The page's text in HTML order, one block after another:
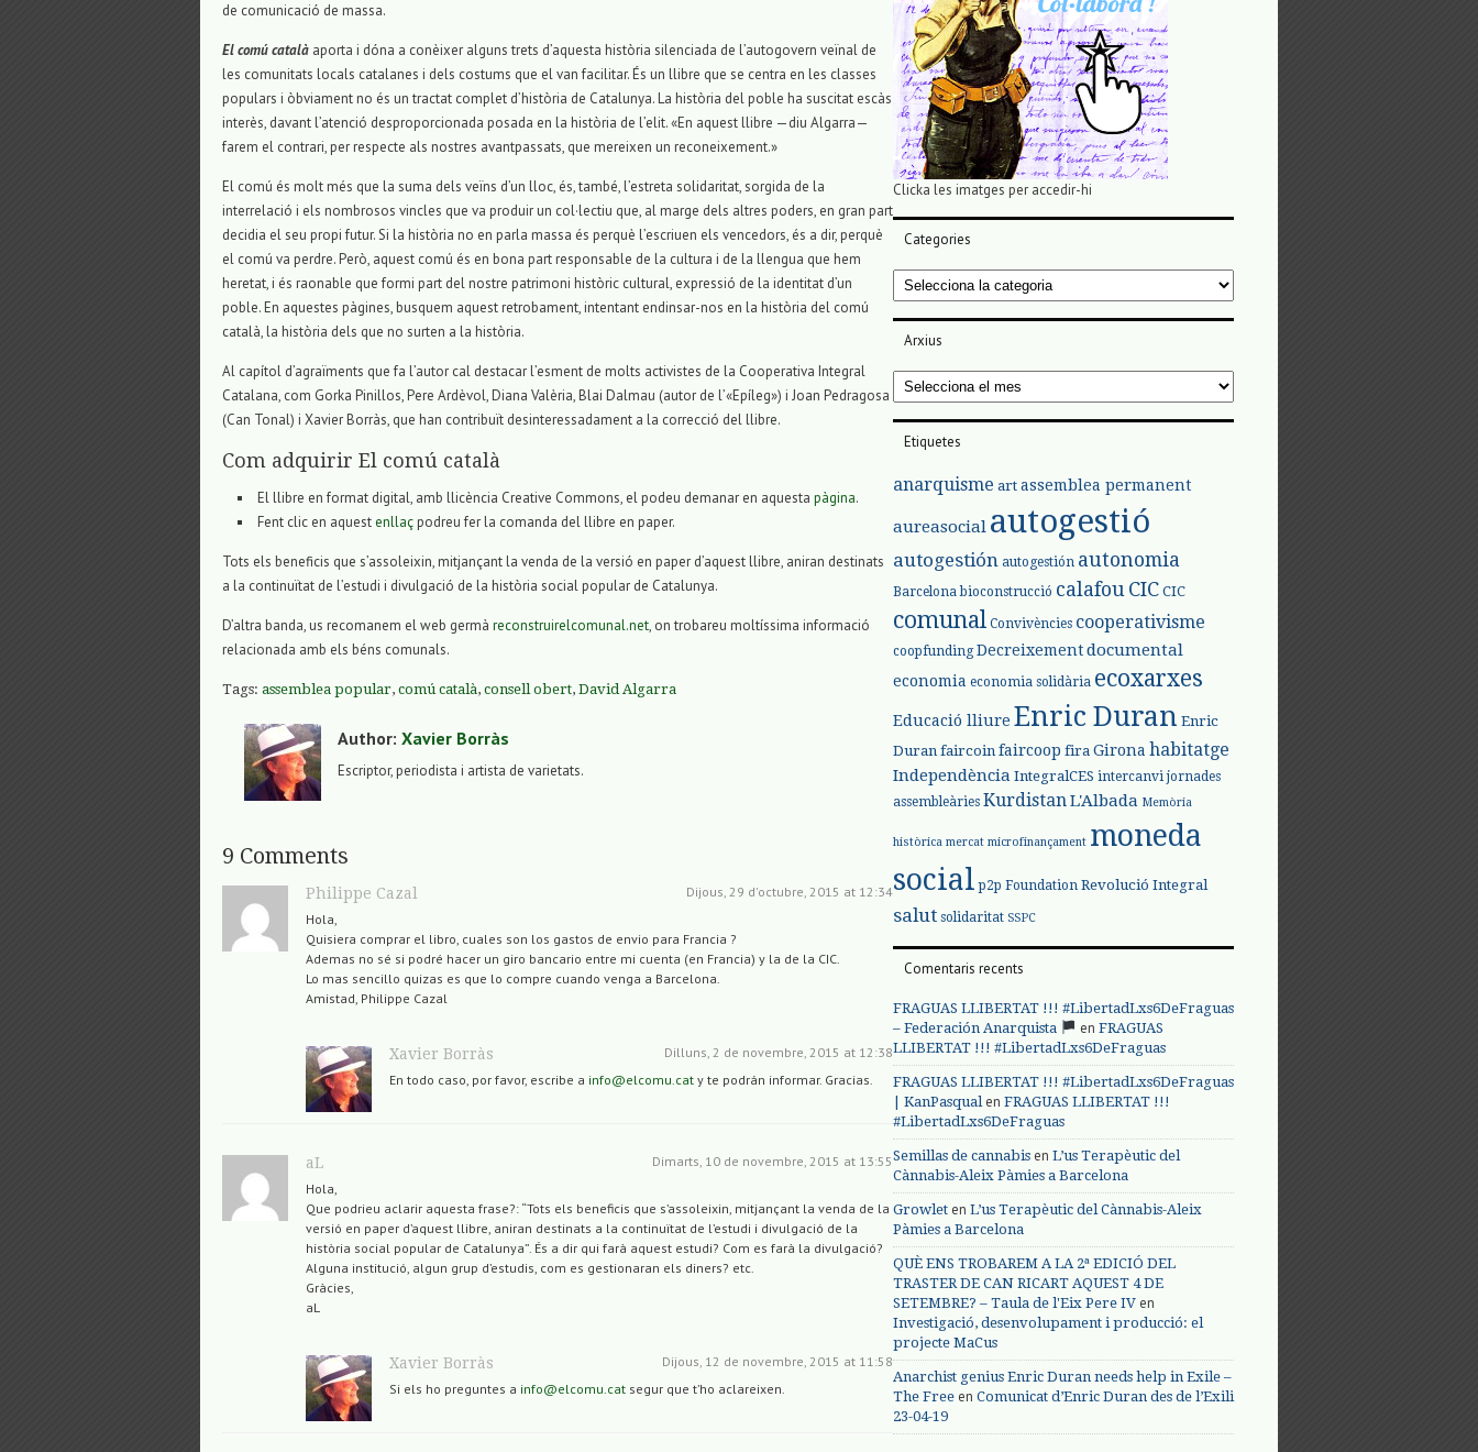
de comunicació de massa.
El comú català aporta i dóna a conèixer alguns trets d’aquesta història silenciada de l’autogovern veïnal de
les comunitats locals catalanes i dels costums que el van facilitar. És un llibre que se centra en les classes
populars i òbviament no és un tractat complet d’història de Catalunya. La història del poble ha suscitat escàs
interès, davant l’atenció desproporcionada posada en la història de l’elit. «En aquest llibre —diu Algarra—
farem el contrari, per respecte als nostres avantpassats, que mereixen un reconeixement.»
El comú és molt més que la suma dels veïns d’un lloc, és, també, l’estreta solidaritat, sorgida de la
interrelació i els nombrosos vincles que va produir un col·lectiu que, al marge dels altres poders, en gran part
decidia el seu propi futur. Si la història no en parla massa és perquè l’escriuen els vencedors, és a dir, perquè
el comú va perdre. Però, aquest comú és en bona part responsable de la cultura i de la llengua que hem
heretat, i és raonable que formi part del nostre patrimoni històric cultural, expressió de la identitat d’un
poble. En aquestes pàgines, busquem aquest retrobament, intentant endinsar-nos en la història del comú
català, la història dels que no surten a la història.
Al capítol d’agraïments que fa l’autor cal destacar l’esment de molts activistes de la Cooperativa Integral
Catalana, com Gorka Pinillos, Pere Ardèvol, Diana Valèria, Blai Dalmau (autor de l’«Epíleg») i Joan Pedragosa
(Can Tonal) i Xavier Borràs, que han contribuït desinteressadament a la correcció del llibre.
Com adquirir El comú català
El llibre en format digital, amb llicència Creative Commons, el podeu demanar en aquesta pàgina.
Fent clic en aquestenllaçpodreu fer la comanda del llibre en paper.
Tots els beneficis que s’assoleixin, mitjançant la venda de la versió en paper d’aquest llibre, aniran destinats
a la continuïtat de l’estudi i divulgació de la història social popular de Catalunya.
D’altra banda, us recomanem el web germà reconstruirelcomunal.net, on trobareu moltíssima informació
relacionada amb els béns comunals.
Tags: assemblea popular, comú català, consell obert, David Algarra
Author: Xavier Borràs
Escriptor, periodista i artista de varietats.
9 Comments
Philippe Cazal
Dijous, 29 d'octubre, 2015 at 12:34
Hola,
Quisiera comprar el libro, cuales son los gastos de envio para Francia ?
Ademas no sé si podré hacer un giro bancario entre mi cuenta (en Francia) y la de la CIC.
Lo mas sencillo quizas es que lo compre cuando venga a Barcelona.
Amistad, Philippe Cazal
Xavier Borràs
Dilluns, 2 de novembre, 2015 at 12:38
En todo caso, por favor, escribe a info@elcomu.cat y te podrán informar. Gracias.
aL
Dimarts, 10 de novembre, 2015 at 13:55
Hola,
Que podrieu aclarir aquesta frase?: “Tots els beneficis que s’assoleixin, mitjançant la venda de la
versió en paper d’aquest llibre, aniran destinats a la continuïtat de l’estudi i divulgació de la
història social popular de Catalunya”. És a dir qui farà aquest estudi? Com es farà la divulgació?
Alguna institució, algun grup d’estudis, com es gestionaran els diners? etc.
Gràcies,
aL
Xavier Borràs
Dijous, 12 de novembre, 2015 at 11:58
Si els ho preguntes a info@elcomu.cat segur que t’ho aclareixen.
Clicka les imatges per accedir-hi
Categories
Categories
Arxius
Arxius
Etiquetes
anarquisme art assemblea permanent
aureasocial autogestió
autogestión autogestión autonomia
Barcelona bioconstrucció calafou CIC CIC
comunal Convivències cooperativisme
coopfunding Decreixementdocumental
economia economia solidària ecoxarxes
Educació lliure Enric Duran Enric
Duran faircoin faircoop fira Girona habitatge
Independència IntegralCES intercanvi jornades
assembleàries Kurdistan L'Albada Memòria
històrica mercat microfinançament moneda
social p2p Foundation Revolució Integral
salut solidaritat SSPC
Comentaris recents
FRAGUAS LLIBERTAT !!! #LibertadLxs6DeFraguas
– Federación Anarquista
en FRAGUAS
LLIBERTAT !!! #LibertadLxs6DeFraguas
FRAGUAS LLIBERTAT !!! #LibertadLxs6DeFraguas
| KanPasqualen FRAGUAS LLIBERTAT !!!
#LibertadLxs6DeFraguas
Semillas de cannabis en L’us Terapèutic del
Cànnabis-Aleix Pàmies a Barcelona
Growlet en L’us Terapèutic del Cànnabis-Aleix
Pàmies a Barcelona
QUÈ ENS TROBAREM A LA 2ª EDICIÓ DEL
TRASTER DE CAN RICART AQUEST 4 DE
SETEMBRE? – Taula de l'Eix Pere IV en
Investigació, desenvolupament i producció: el
projecte MaCus
Anarchist genius Enric Duran needs help in Exile –
The Free en Comunicat d’Enric Duran des de l’Exili
23-04-19